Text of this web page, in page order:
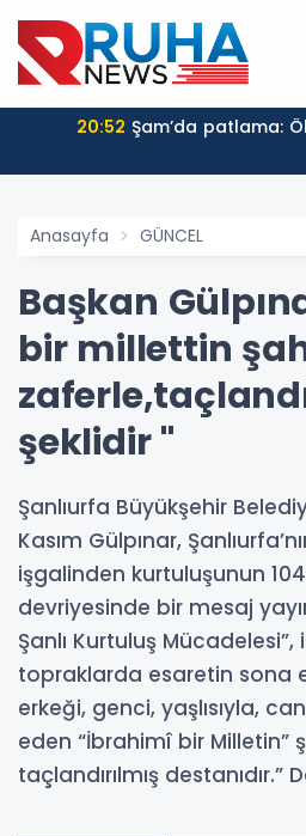
20:52 Şam’da patlama:
Anasayfa GÜNCEL
Başkan
bir millettin
şeklidir "
Şanlıurfa Büyükşehir
Kasım Gülpınar,
işgalinden kurtuluşunun
devriyesinde bir mesaj
Şanlı Kurtuluş
topraklarda esaretin sona
erkeği, genci, yaşlısıyla,
eden “İbrahimî bir Milletin”
taçlandırılmış destanıdır.”